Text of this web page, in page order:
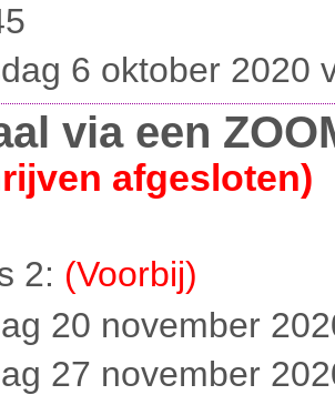
6 oktober 2020
via een
afgesloten)
2: (Voorbij)
20 november
27 november